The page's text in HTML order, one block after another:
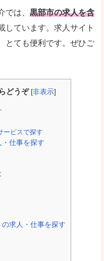
では、 黒部市の求人を含
しています。求人サイト
とても便利です。ぜひご
どうぞ [非表示]
ービスで探す
仕事を探す
求人・仕事を探す